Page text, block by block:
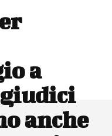
a
anche